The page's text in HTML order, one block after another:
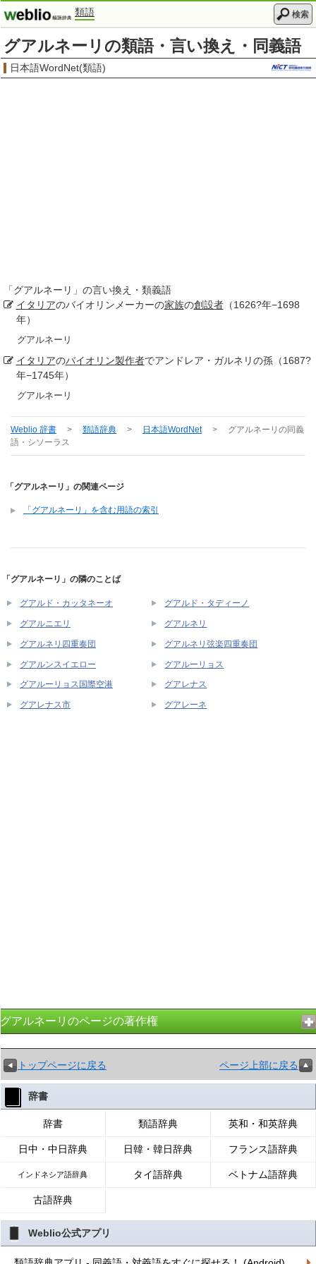
類語 検索
グアルネーリの類語・言い換え・同義語
日本語WordNet(類語)
「グアルネーリ 」の言い換え・類義語
イタリアのバイオリンメーカーの家族の創設者（1626?年−1698
年）
グアルネーリ
イタリアのバイオリン製作者でアンドレア・ガルネリの孫（1687?
年−1745年）
グアルネーリ
Weblio 辞書 > 類語辞典 > 日本語WordNet > グアルネーリ の同義
語・シソーラス
「グアルネーリ」の関連ページ
「グアルネーリ」を含む用語の索引
「グアルネーリ」の隣のことば
グアルド・カッタネーオ グアルド・タディーノ
グアルニエリ グアルネリ
グアルネリ四重奏団 グアルネリ弦楽四重奏団
グアルンスイエロー グアルーリョス
グアルーリョス国際空港 グアレナス
グアレナス市 グアレーネ
グアルネーリのページの著作権
トップページに戻る ページ上部に戻る
辞書
辞書 類語辞典 英和・和英辞典
日中・中日辞典 日韓・韓日辞典 フランス語辞典
インドネシア語辞典 タイ語辞典 ベトナム語辞典
古語辞典
Weblio公式アプリ